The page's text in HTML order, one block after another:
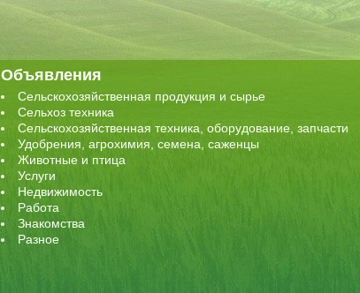
Объявления
Сельскохозяйственная продукция и сырье
Сельхоз техника
Сельскохозяйственная техника, оборудование, запчасти
Удобрения, агрохимия, семена, саженцы
Животные и птица
Услуги
Недвижимость
Работа
Знакомства
Разное